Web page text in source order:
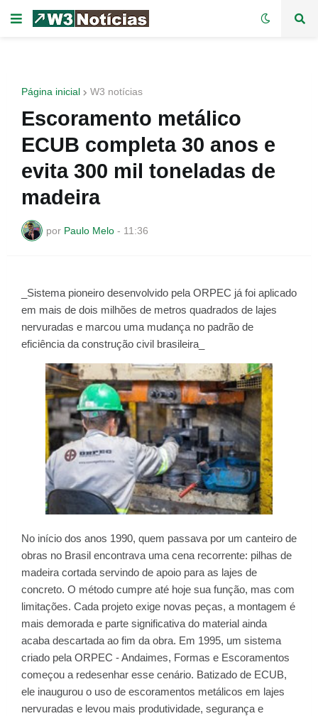
Página inicial W3 notícias
Escoramento metálico
ECUB completa 30 anos e
evita 300 mil toneladas de
madeira
por Paulo Melo - 11:36
_Sistema pioneiro desenvolvido pela ORPEC já foi aplicado
em mais de dois milhões de metros quadrados de lajes
nervuradas e marcou uma mudança no padrão de
eficiência da construção civil brasileira_
No início dos anos 1990, quem passava por um canteiro de
obras no Brasil encontrava uma cena recorrente: pilhas de
madeira cortada servindo de apoio para as lajes de
concreto. O método cumpre até hoje sua função, mas com
limitações. Cada projeto exige novas peças, a montagem é
mais demorada e parte significativa do material ainda
acaba descartada ao fim da obra. Em 1995, um sistema
criado pela ORPEC - Andaimes, Formas e Escoramentos
começou a redesenhar esse cenário. Batizado de ECUB,
ele inaugurou o uso de escoramentos metálicos em lajes
nervuradas e levou mais produtividade, segurança e